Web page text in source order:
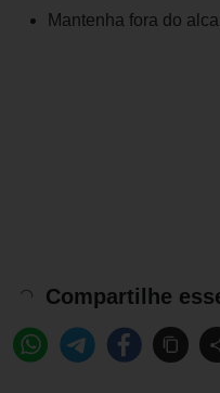
Mantenha fora do
Compartilhe